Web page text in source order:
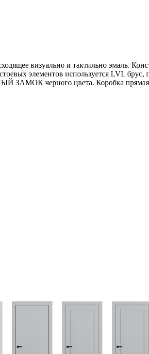
визуально и тактильно эмаль.
элементов используется LVL
ЗАМОК черного цвета. Коробка прямая